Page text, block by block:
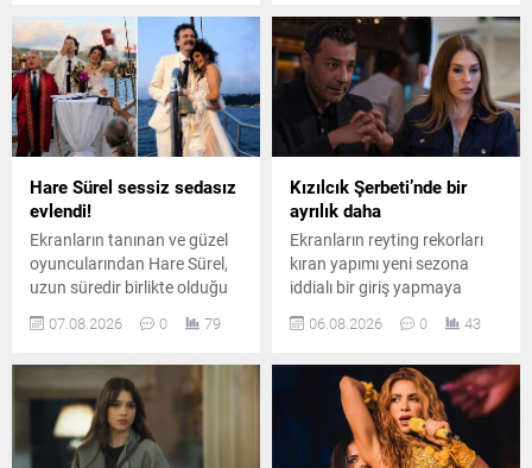
kullanan Mosso’nun abone
sayısı ve buradan elde ettiği
aylık gelir belli oldu.
yatacağını duyurdu.
Hare Sürel sessiz sedasız
evlendi!
Ekranların tanınan ve güzel
oyuncularından Hare Sürel,
uzun süredir birlikte olduğu
ile İstanbul Kuruçeşme'de
dünyaevine girdi.
07.08.2026 0 79
Kızılcık Şerbeti’nde bir
ayrılık daha
Ekranların reyting rekorları
kıran yapımı yeni sezona
iddialı bir giriş yapmaya
ayrılıklar yaşanırken diziye
oluyor.
06.08.2026 0 43